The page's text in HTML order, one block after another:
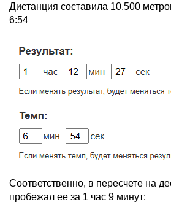
Дистанция составила 10.500
6:54
Соответственно, в пересчете на
пробежал ее за 1 час 9 минут: